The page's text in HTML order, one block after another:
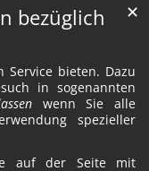
bezüglich
bieten. Dazu
in sogenannten
wenn Sie alle
spezieller
auf der Seite mit
✕